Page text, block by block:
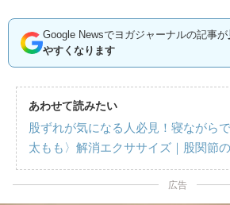
Google Newsでヨガジャーナルの記事が
やすくなります
あわせて読みたい
股ずれが気になる人必見！寝ながら
太もも〉解消エクササイズ｜股関節
広告